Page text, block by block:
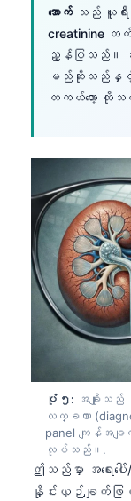
အောက်သည် ယူရီး
creatinine တ
ညွှန်ပြသည်။ ဆရ
မည်ဆိုသည်နှင့်
တကယ်တော့ ထို
ပုံ ၅: အချိုးသည်
လက္ခဏာ
panel ကျန်အခ
လုပ်သည်။.
ဤသည်မှာ အရေးပ
နှိုင်းယှဉ်ချက်ဖ
Hrvatski
Slovenčina
كوردی‎
پښتو
سنڌي
සිංහල
অসমীয়া
Galego
Latviešu
Euskara
Gàidhlig
المغربية
Afrikaans
Монгол
ພາສາລາວ